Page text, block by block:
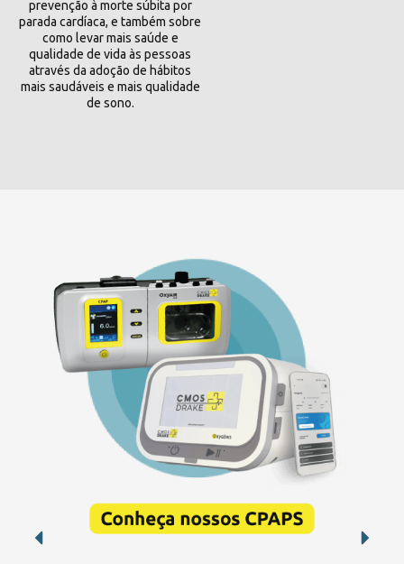
prevenção à morte súbita por
parada cardíaca, e também sobre
como levar mais saúde e
qualidade de vida às pessoas
através da adoção de hábitos
mais saudáveis e mais qualidade
de sono.